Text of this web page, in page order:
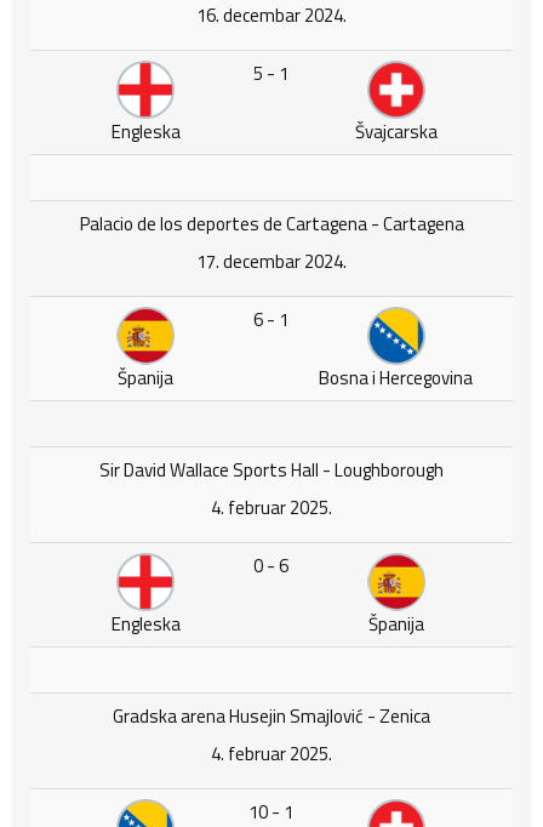
16. decembar 2024.
Engleska
5 - 1
Švajcarska
Palacio de los deportes de Cartagena - Cartagena
17. decembar 2024.
Španija
6 - 1
Bosna i Hercegovina
Sir David Wallace Sports Hall - Loughborough
4. februar 2025.
Engleska
0 - 6
Španija
Gradska arena Husejin Smajlović - Zenica
4. februar 2025.
10 - 1